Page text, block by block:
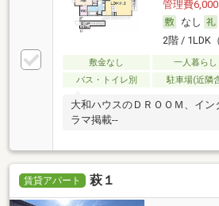
管理費
なし
2階 / 1LDK
敷金なし 一人暮らし
バス・トイレ別
駐車場(近隣
大和ハウスのＤＲＯＯＭ、イン
ラマ掲載--
賃貸アパート 萩１